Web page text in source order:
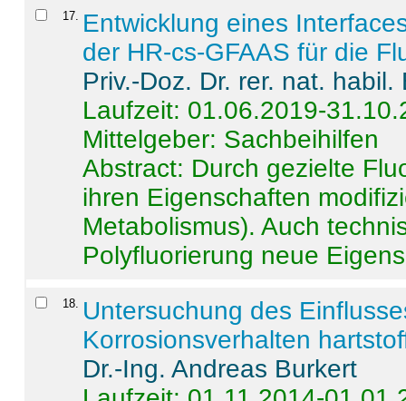
17
Entwicklung eines
der HR-cs-GFAAS für die
Priv.-Doz. Dr. rer. nat.
Laufzeit: 01.06.2019-
Mittelgeber: Sachbeihilfen
Abstract: Durch gezielte
ihren Eigenschaften
Metabolismus). Auch
Polyfluorierung neue
18
Untersuchung des
Korrosionsverhalten
Dr.-Ing. Andreas Burkert